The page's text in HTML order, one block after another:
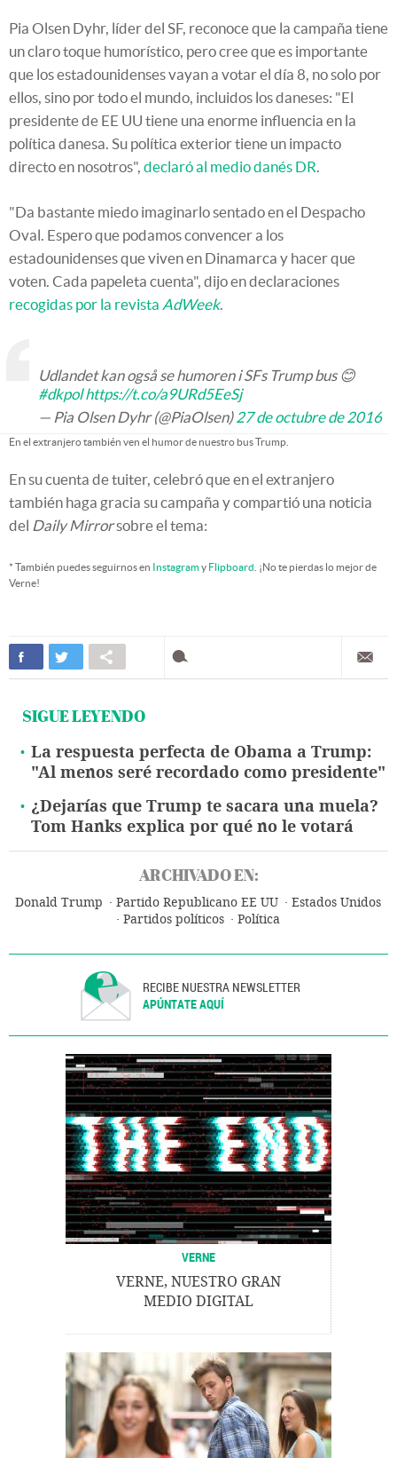
Pia Olsen Dyhr, líder del SF, reconoce que la campaña tiene
un claro toque humorístico, pero cree que es importante
que los estadounidenses vayan a votar el día 8, no solo por
ellos, sino por todo el mundo, incluidos los daneses: "El
presidente de EE UU tiene una enorme influencia en la
política danesa. Su política exterior tiene un impacto
directo en nosotros", declaró al medio danés DR.
"Da bastante miedo imaginarlo sentado en el Despacho
Oval. Espero que podamos convencer a los
estadounidenses que viven en Dinamarca y hacer que
voten. Cada papeleta cuenta", dijo en declaraciones
recogidas por la revista AdWeek.
Udlandet kan også se humoren i SFs Trump bus 😊
#dkpol https://t.co/a9URd5EeSj
— Pia Olsen Dyhr (@PiaOlsen)27 de octubre de 2016
En el extranjero también ven el humor de nuestro bus Trump.
En su cuenta de tuiter, celebró que en el extranjero
también haga gracia su campaña y compartió una noticia
del Daily Mirrorsobre el tema:
* También puedes seguirnos en Instagramy Flipboard . ¡No te pierdas lo mejor de
Verne!
SIGUE LEYENDO
La respuesta perfecta de Obama a Trump:
"Al menos seré recordado como presidente"
¿Dejarías que Trump te sacara una muela?
Tom Hanks explica por qué no le votará
ARCHIVADO EN:
Donald Trump Partido Republicano EE UU
Estados Unidos
Partidos políticos
Política
RECIBE NUESTRA NEWSLETTER
APÚNTATE AQUÍ
VERNE
VERNE, NUESTRO GRAN
MEDIO DIGITAL